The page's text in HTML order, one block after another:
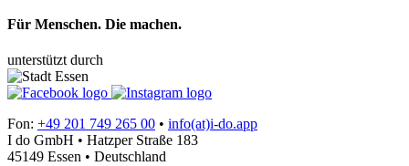
Für Menschen. Die machen.
unterstützt durch
Fon: +49 201 749 265 00 • info(at)i-do.app
I do GmbH • Hatzper Straße 183
45149 Essen • Deutschland